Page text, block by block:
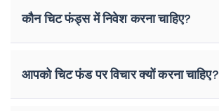
कौन चिट फंड्स में निवेश करना चाहिए?
आपको चिट फंड पर विचार क्यों करना चाहिए?